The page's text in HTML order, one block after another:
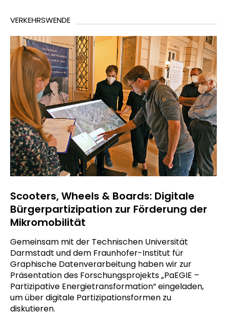
VERKEHRSWENDE
Scooters, Wheels & Boards: Digitale
Bürgerpartizipation zur Förderung der
Mikromobilität
Gemeinsam mit der Technischen Universität
Darmstadt und dem Fraunhofer-Institut für
Graphische Datenverarbeitung haben wir zur
Präsentation des Forschungsprojekts „PaEGIE –
Partizipative Energietransformation“ eingeladen,
um über digitale Partizipationsformen zu
diskutieren.